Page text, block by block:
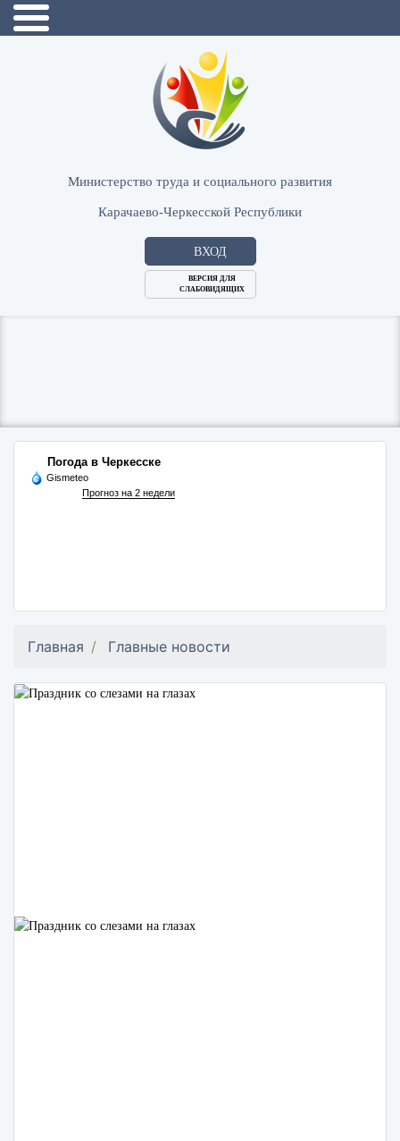
Министерство труда и социального развития
Карачаево-Черкесской Республики
ВХОД
ВЕРСИЯ ДЛЯ
СЛАБОВИДЯЩИХ
Погода в Черкесске
Gismeteo
Прогноз на 2 недели
Главная Главные новости